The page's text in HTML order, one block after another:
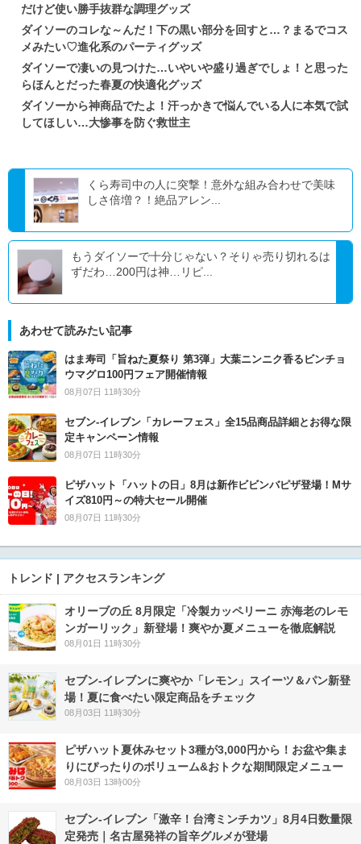
だけど使い勝手抜群な調理グッズ
ダイソーのコレな～んだ！下の黒い部分を回すと…？まるでコス
メみたい♡進化系のパーティグッズ
ダイソーで凄いの見つけた…いやいや盛り過ぎでしょ！と思った
らほんとだった春夏の快適化グッズ
ダイソーから神商品でたよ！汗っかきで悩んでいる人に本気で試
してほしい…大惨事を防ぐ救世主
くら寿司中の人に突撃！意外な組み合わせで美味
しさ倍増？！絶品アレン...
もうダイソーで十分じゃない？そりゃ売り切れるは
ずだわ…200円は神…リピ...
あわせて読みたい記事
はま寿司「旨ねた夏祭り 第3弾」大葉ニンニク香るビンチョ
ウマグロ100円フェア開催情報
08月07日 11時30分
セブン‐イレブン「カレーフェス」全15品商品詳細とお得な限
定キャンペーン情報
08月07日 11時30分
ピザハット「ハットの日」8月は新作ビビンバピザ登場！Mサ
イズ810円～の特大セール開催
08月07日 11時30分
トレンド | アクセスランキング
オリーブの丘 8月限定「冷製カッペリーニ 赤海老のレモ
ンガーリック」新登場！爽やか夏メニューを徹底解説
08月01日 11時30分
セブン‐イレブンに爽やか「レモン」スイーツ＆パン新登
場！夏に食べたい限定商品をチェック
08月03日 11時30分
ピザハット夏休みセット3種が3,000円から！お盆や集ま
りにぴったりのボリューム&おトクな期間限定メニュー
08月03日 13時00分
セブン-イレブン「激辛！台湾ミンチカツ」8月4日数量限
定発売｜名古屋発祥の旨辛グルメが登場